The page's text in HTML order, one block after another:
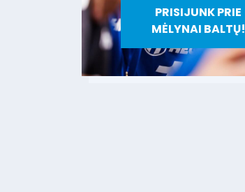
PRISIJUNK PRIE
MĖLYNAI BALTŲ!